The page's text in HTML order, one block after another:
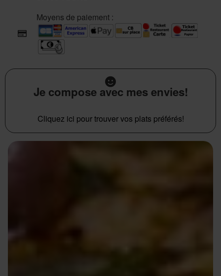
Moyens de paiement :
Je compose avec mes envies!
Cliquez ici pour trouver vos plats préférés!